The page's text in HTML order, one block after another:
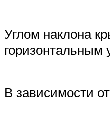
Углом наклона
горизонтальным
В зависимости